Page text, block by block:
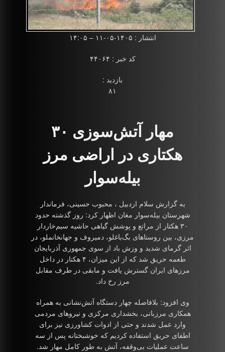
انتشار : ۱۴۰۵-۰۵-۱۱ – ۱۴:۰۵
کد خبر : ۴۴۰۶۴
بازدید :
۸۱
مهار آتش‌سوزی ۳۰
هکتاری در اراضی مرز
بیله‌سوار
به گزارش سلام اردبیل ، محبوب حسینی، فرماندار
شهرستان بیله‌سوار مغان اظهار کرد: روز گذشته حدود
۳۰ هکتار از مراتع و پوشش گیاهی حاشیه سیم‌خاردار
مرزی، بین روستاهای بگ‌باغلو، دمیروف و جهانخانملو، در
اثر گرمای شدید و وزش باد از سوی جمهوری آذربایجان
طعمه حریق شد که از این میزان، ۴ هکتار در داخل
مرزهای ایران گسترش یافت و مابقی در طرف مقابل
مرز رخ داد.
وی افزود: بلافاصله چهار دستگاه آتش‌نشانی به همراه
همکاری مرزبانی، بخشداری مرکزی و نیروهای مردمی
وارد عمل شدند و حتی از ادوات کشاورزی نیز برای
اطفای حریق استفاده کردیم که خوشبختانه پس از سه
ساعت عملیات بی‌وقفه، آتش به طور کامل مهار شد.